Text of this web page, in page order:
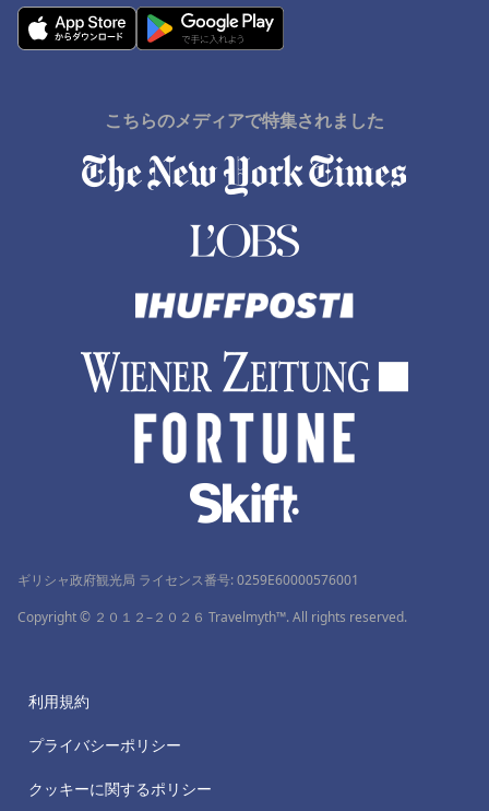
こちらのメディアで特集されました
ギリシャ政府観光局 ライセンス番号: 0259Ε60000576001
Copyright © ２０１２–２０２６ Travelmyth™. All rights reserved.
利用規約
プライバシーポリシー
クッキーに関するポリシー